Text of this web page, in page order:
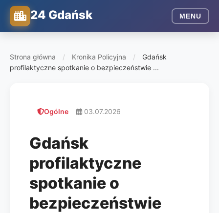
24 Gdańsk MENU
Strona główna / Kronika Policyjna /
Gdańsk
profilaktyczne spotkanie o bezpieczeństwie ...
Ogólne 03.07.2026
Gdańsk
profilaktyczne
spotkanie o
bezpieczeństwie